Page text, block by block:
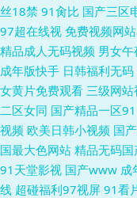
丝18禁 91肏比 国产三区
97超在线视 免费视频网站
精品成人无码视频 男女
成年版快手 日韩福利无码
女黄片免费观看 三级网站
二区女同 国产精品一区91
视频 欧美日韩小视频 国
国最大色网站 精品无码国
91天堂影视 国产www 成
线 超碰福利97视屏 91看